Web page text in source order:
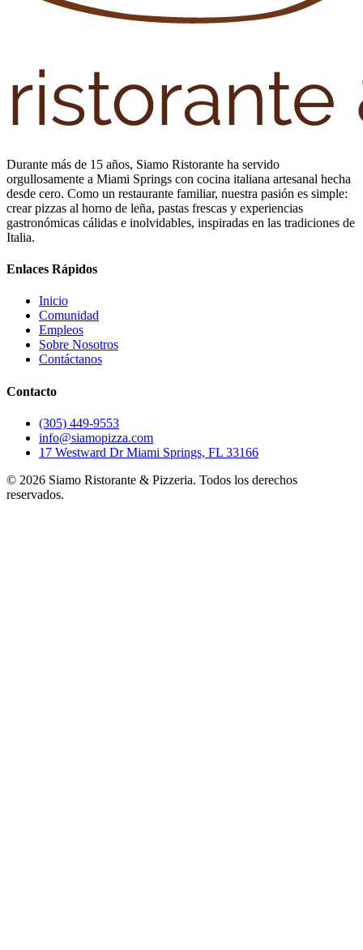
Durante más de 15 años, Siamo Ristorante ha servido
orgullosamente a Miami Springs con cocina italiana artesanal hecha
desde cero. Como un restaurante familiar, nuestra pasión es simple:
crear pizzas al horno de leña, pastas frescas y experiencias
gastronómicas cálidas e inolvidables, inspiradas en las tradiciones de
Italia.
Enlaces Rápidos
Inicio
Comunidad
Empleos
Sobre Nosotros
Contáctanos
Contacto
(305) 449-9553
info@siamopizza.com
17 Westward Dr Miami Springs, FL 33166
© 2026 Siamo Ristorante & Pizzeria. Todos los derechos
reservados.